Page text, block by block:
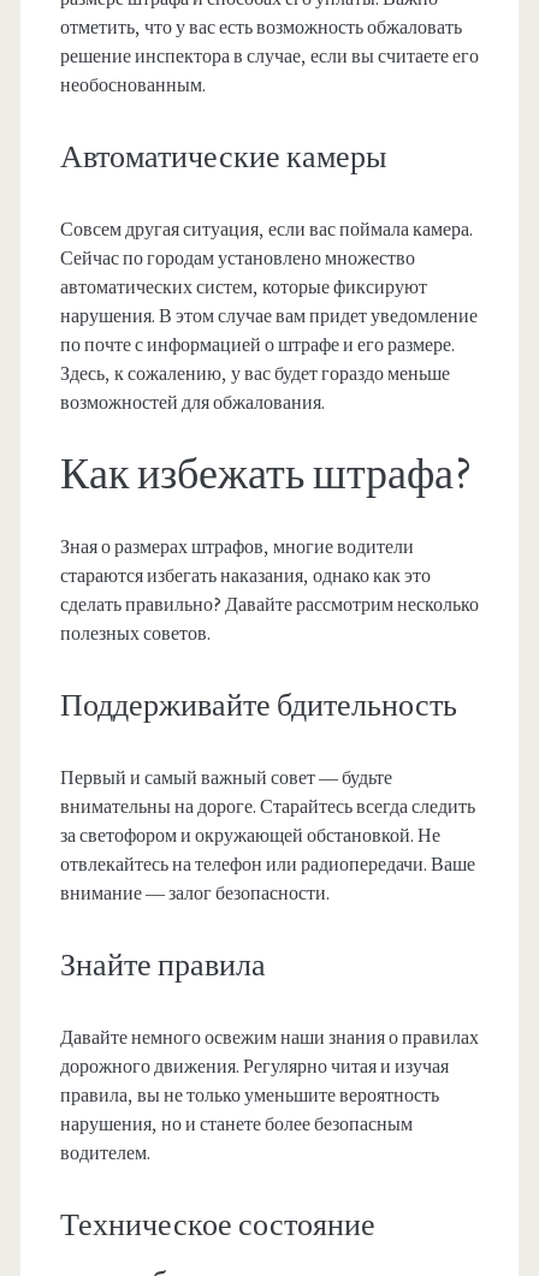
отметить, что у вас есть возможность обжаловать
решение инспектора в случае, если вы считаете его
необоснованным.
Автоматические камеры
Совсем другая ситуация, если вас поймала камера.
Сейчас по городам установлено множество
автоматических систем, которые фиксируют
нарушения. В этом случае вам придет уведомление
по почте с информацией о штрафе и его размере.
Здесь, к сожалению, у вас будет гораздо меньше
возможностей для обжалования.
Как избежать штрафа?
Зная о размерах штрафов, многие водители
стараются избегать наказания, однако как это
сделать правильно? Давайте рассмотрим несколько
полезных советов.
Поддерживайте бдительность
Первый и самый важный совет — будьте
внимательны на дороге. Старайтесь всегда следить
за светофором и окружающей обстановкой. Не
отвлекайтесь на телефон или радиопередачи. Ваше
внимание — залог безопасности.
Знайте правила
Давайте немного освежим наши знания о правилах
дорожного движения. Регулярно читая и изучая
правила, вы не только уменьшите вероятность
нарушения, но и станете более безопасным
водителем.
Техническое состояние